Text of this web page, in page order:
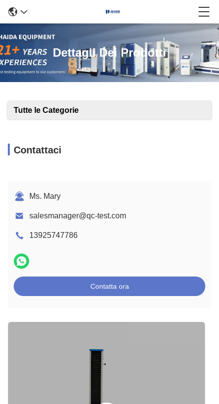
Dettagli Dei Prodotti
Tutte le Categorie
Contattaci
Ms. Mary
salesmanager@qc-test.com
13925747786
Contatta ora